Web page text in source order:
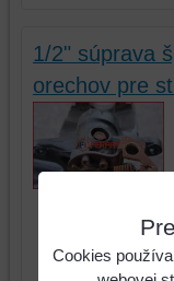
1/2" súprava
orechov pre
Cookies